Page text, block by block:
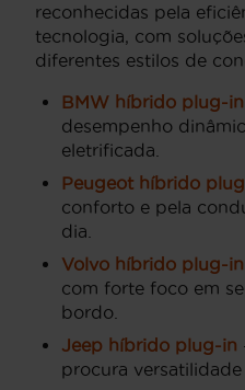
reconhecidas pela
tecnologia, com
diferentes estilos de
BMW híbrido plug-in
desempenho
eletrificada.
Peugeot híbrido
conforto e pela
dia.
Volvo híbrido plug-in
com forte foco em
bordo.
Jeep híbrido plug-in
procura